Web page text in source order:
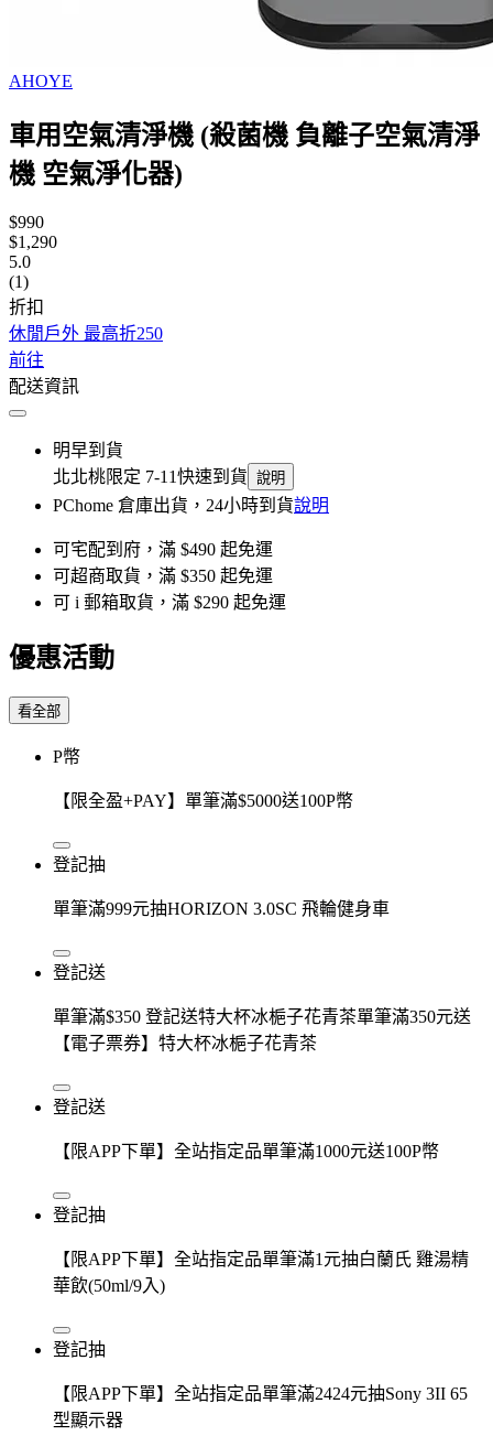
AHOYE
車用空氣清淨機 (殺菌機 負離子空氣清淨
機 空氣淨化器)
$990
$1,290
5.0
(1)
折扣
休閒戶外 最高折250
前往
配送資訊
明早到貨
北北桃限定 7-11快速到貨 說明
PChome 倉庫出貨，24小時到貨說明
可宅配到府，滿 $490 起免運
可超商取貨，滿 $350 起免運
可 i 郵箱取貨，滿 $290 起免運
優惠活動
看全部
P幣
【限全盈+PAY】單筆滿$5000送100P幣
登記抽
單筆滿999元抽HORIZON 3.0SC 飛輪健身車
登記送
單筆滿$350 登記送特大杯冰梔子花青茶單筆滿350元送
【電子票券】特大杯冰梔子花青茶
登記送
【限APP下單】全站指定品單筆滿1000元送100P幣
登記抽
【限APP下單】全站指定品單筆滿1元抽白蘭氏 雞湯精
華飲(50ml/9入)
登記抽
【限APP下單】全站指定品單筆滿2424元抽Sony 3II 65
型顯示器